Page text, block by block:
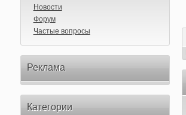
Новости
Форум
Частые вопросы
Реклама
Категории